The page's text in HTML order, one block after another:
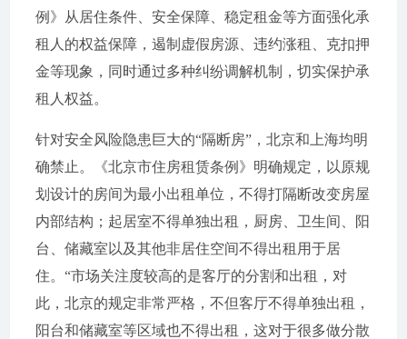
例》从居住条件、安全保障、稳定租金等方面强化承
租人的权益保障，遏制虚假房源、违约涨租、克扣押
金等现象，同时通过多种纠纷调解机制，切实保护承
租人权益。
针对安全风险隐患巨大的“隔断房”，北京和上海均明
确禁止。《北京市住房租赁条例》明确规定，以原规
划设计的房间为最小出租单位，不得打隔断改变房屋
内部结构；起居室不得单独出租，厨房、卫生间、阳
台、储藏室以及其他非居住空间不得出租用于居
住。“市场关注度较高的是客厅的分割和出租，对
此，北京的规定非常严格，不但客厅不得单独出租，
阳台和储藏室等区域也不得出租，这对于很多做分散